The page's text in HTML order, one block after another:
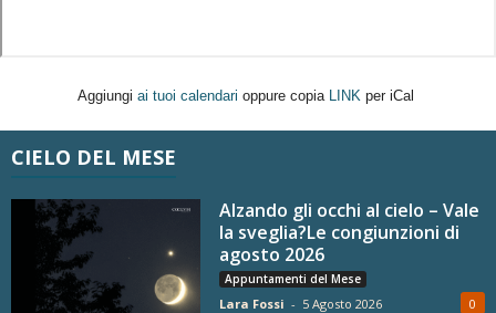
Aggiungi ai tuoi calendari oppure copia LINK per iCal
CIELO DEL MESE
Alzando gli occhi al cielo – Vale
la sveglia?Le congiunzioni di
agosto 2026
Appuntamenti del Mese
Lara Fossi - 5 Agosto 2026 0